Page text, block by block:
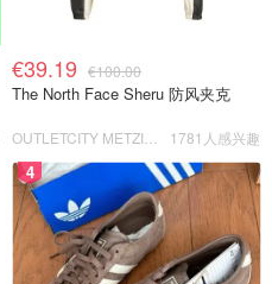
€39.19 €100.00
The North Face Sheru 防风夹克
1781人感兴趣
4